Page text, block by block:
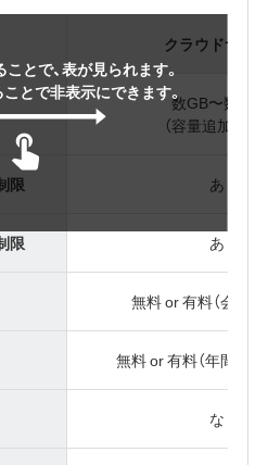
とで、表が見られます。
とで非表示にできます。
クラウドサー
数GB〜数
（容量追加は有
限 あり
限 あり
無料 or 有料（会員登
無料 or 有料（年間タ
なし